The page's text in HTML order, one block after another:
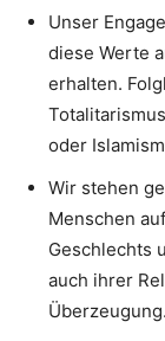
Unser
diese Werte
erhalten.
oder
Wir stehen
Menschen
Geschlechts
auch ihrer
Überzeugung.